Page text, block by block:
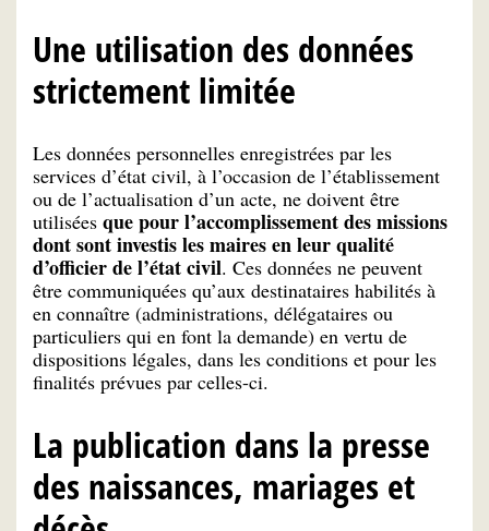
Une utilisation des données
strictement limitée
Les données personnelles enregistrées par les
services d’état civil, à l’occasion de l’établissement
ou de l’actualisation d’un acte, ne doivent être
utilisées que pour l’accomplissement des missions
dont sont investis les maires en leur qualité
d’officier de l’état civil. Ces données ne peuvent
être communiquées qu’aux destinataires habilités à
en connaître (administrations, délégataires ou
particuliers qui en font la demande) en vertu de
dispositions légales, dans les conditions et pour les
finalités prévues par celles-ci.
La publication dans la presse
des naissances, mariages et